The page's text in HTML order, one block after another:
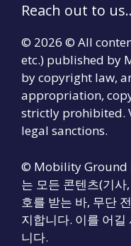
Reach out to
© 2026 © All
etc.) published by
by copyright law,
appropriation,
strictly prohibited.
legal sanctions.
© Mobility Ground
는 모든 콘텐츠(기사
호를 받는 바, 무단
지합니다. 이를 어
니다.